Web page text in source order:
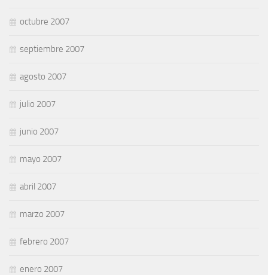
octubre 2007
septiembre 2007
agosto 2007
julio 2007
junio 2007
mayo 2007
abril 2007
marzo 2007
febrero 2007
enero 2007